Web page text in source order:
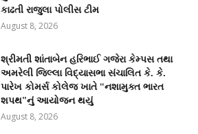
કાઢતી રાજુલા પોલીસ ટીમ
August 8, 2026
શ્રીમતી શાંતાબેન હરિભાઈ ગજેરા કેમ્પસ તથા
અમરેલી જિલ્લા વિદ્યાસભા સંચાલિત કે. કે.
પારેખ કોમર્સ કોલેજ ખાતે “નશામુક્ત ભારત
શપથ”નું આયોજન થયું
August 8, 2026